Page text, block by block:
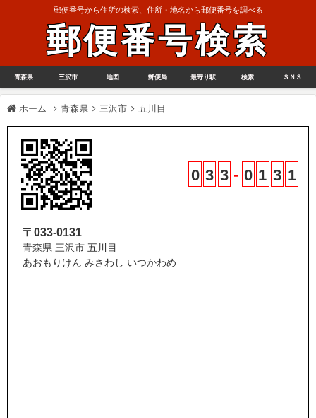
郵便番号から住所の検索、住所・地名から郵便番号を調べる
郵便番号検索
青森県 三沢市 地図 郵便局 最寄り駅 検索 ＳＮＳ
ホーム 青森県 三沢市 五川目
0 3 3 - 0 1 3 1
〒033-0131
青森県 三沢市 五川目
あおもりけん みさわし いつかわめ